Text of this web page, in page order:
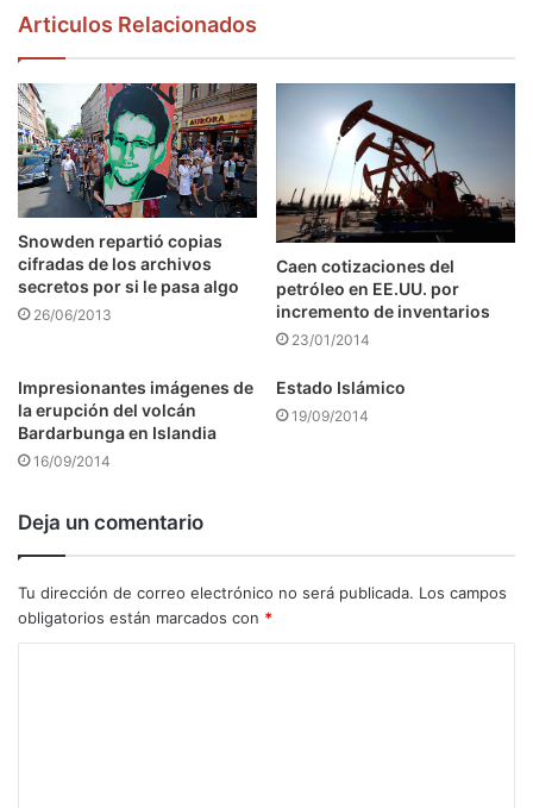
Articulos Relacionados
Snowden repartió copias
cifradas de los archivos
secretos por si le pasa algo
26/06/2013
Caen cotizaciones del
petróleo en EE.UU. por
incremento de inventarios
23/01/2014
Impresionantes imágenes de
la erupción del volcán
Bardarbunga en Islandia
16/09/2014
Estado Islámico
19/09/2014
Deja un comentario
Tu dirección de correo electrónico no será publicada. Los campos
obligatorios están marcados con *